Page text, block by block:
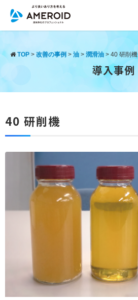
TOP > 改善の事例 > 油 > 潤滑油 > 40 研削機
導入事例
40 研削機